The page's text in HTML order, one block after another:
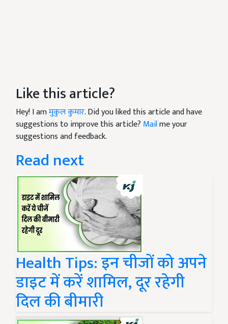
Like this article?
Hey! I amमुकुल कुमार. Did you liked this article and have
suggestions to improve this article? Mailme your
suggestions and feedback.
Read next
Health Tips: इन चीजों को अपने
डाइट में करें शामिल, दूर रहेगी
दिल की बीमारी